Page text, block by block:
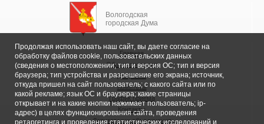
Вологодская
городская Дума
Главная
Общие сведения
Депутаты
Комитеты
График приема
Контакты
Депутатские объединения
Продолжая использовать наш сайт, вы даете согласие на
обработку файлов cookie, пользовательских данных
(сведения о местоположении; тип и версия ОС; тип и версия
браузера; тип устройства и разрешение его экрана; источник,
откуда пришел на сайт пользователь; с какого сайта или по
какой рекламе; язык ОС и браузера; какие страницы
открывает и на какие кнопки нажимает пользователь; ip-
адрес) в целях функционирования сайта, проведения
ретаргетинга и проведения статистических исследований и